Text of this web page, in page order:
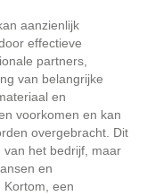
aanzienlijk
effectieve
partners,
van belangrijke
en
voorkomen en kan
overgebracht. Dit
het bedrijf, maar
en
Kortom, een